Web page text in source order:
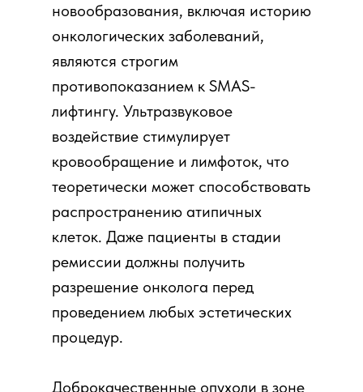
новообразования, включая историю
онкологических заболеваний,
являются строгим
противопоказанием к SMAS-
лифтингу. Ультразвуковое
воздействие стимулирует
кровообращение и лимфоток, что
теоретически может способствовать
распространению атипичных
клеток. Даже пациенты в стадии
ремиссии должны получить
разрешение онколога перед
проведением любых эстетических
процедур.
Доброкачественные опухоли в зоне